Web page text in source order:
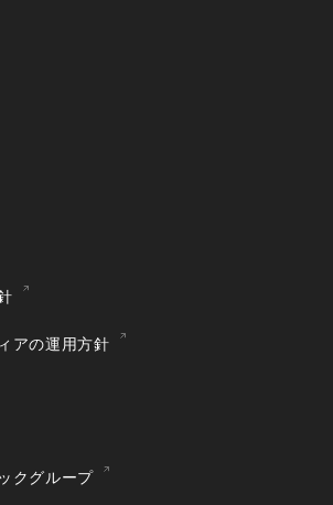
アの運用方針
クグループ